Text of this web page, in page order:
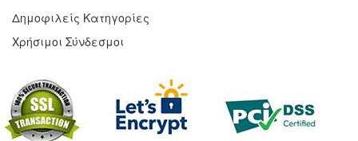
Δημοφιλείς Κατηγορίες
Χρήσιμοι Σύνδεσμοι